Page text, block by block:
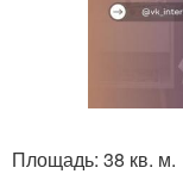
Площадь: 38 кв. м.